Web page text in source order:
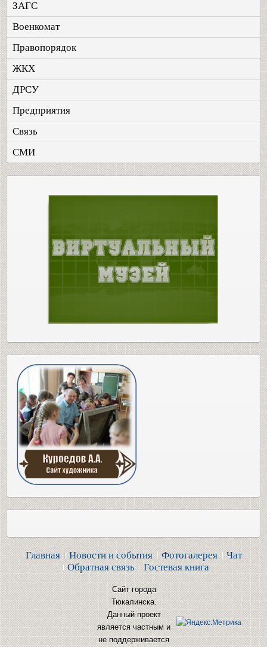
ЗАГС
Военкомат
Правопорядок
ЖКХ
ДРСУ
Предприятия
Связь
СМИ
Главная Новости и события Фотогалерея
Чат
Обратная связь
Гостевая книга
Сайт города
Тюкалинска.
Данный проект
является частным и
не поддерживается